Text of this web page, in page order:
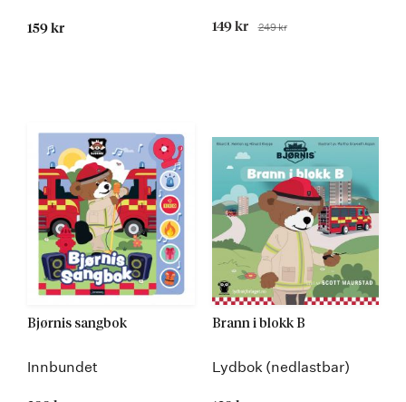
159 kr Tilbudspris
149 kr Før
249 kr
Bjørnis sangbok
Innbundet
Brann i blokk B
Lydbok (nedlastbar)